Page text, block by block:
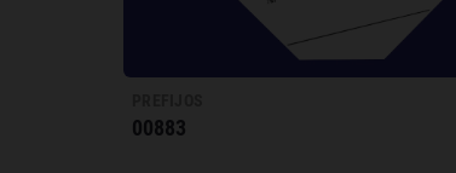
00883